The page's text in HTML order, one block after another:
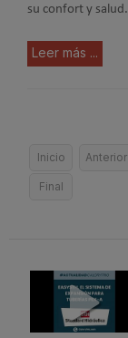
su confort y salud.
Leer más ...
Inicio Anterior
Final